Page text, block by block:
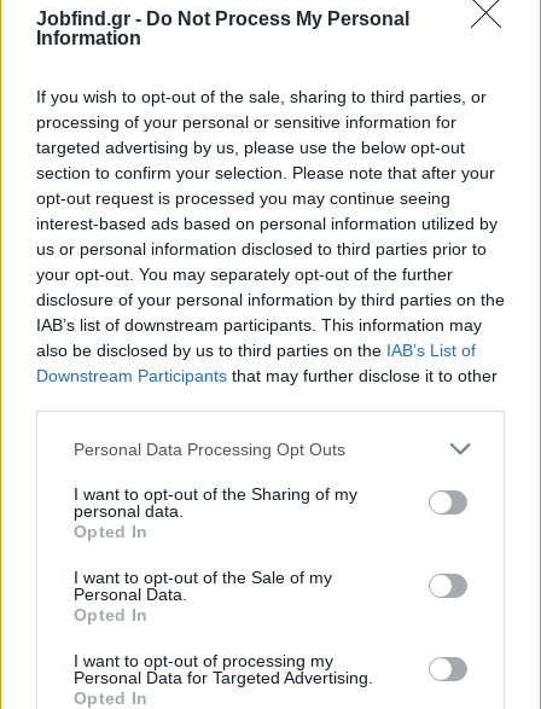
Jobfind.gr - Do Not Process My Personal
Information
If you wish to opt-out of the sale, sharing to third parties, or
processing of your personal or sensitive information for
targeted advertising by us, please use the below opt-out
section to confirm your selection. Please note that after your
opt-out request is processed you may continue seeing
interest-based ads based on personal information utilized by
us or personal information disclosed to third parties prior to
your opt-out. You may separately opt-out of the further
disclosure of your personal information by third parties on the
IAB’s list of downstream participants. This information may
also be disclosed by us to third parties on the IAB’s List of
Downstream Participants that may further disclose it to other
Personal Data Processing Opt Outs
I want to opt-out of the Sharing of my
personal data.
Opted In
I want to opt-out of the Sale of my
Personal Data.
Opted In
I want to opt-out of processing my
Personal Data for Targeted Advertising.
Opted In
Θέσεις εργασίας
Όλες οι Θέσεις Εργασίας
Θέσεις Εργασίας ανά Ειδικότητα
Θέσεις Εργασίας ανά Εταιρεία
Υπηρεσίες υποψηφίων
Συμβουλές Καριέρας
HR corner